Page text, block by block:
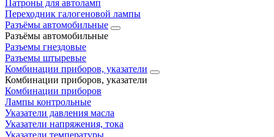
Патроны для автоламп
Переходник галогеновой лампы
Разъёмы автомобильные
Разъёмы автомобильные
Разъемы гнездовые
Разъемы штыревые
Комбинации приборов, указатели
Комбинации приборов, указатели
Комбинации приборов
Лампы контрольные
Указатели давления масла
Указатели напряжения, тока